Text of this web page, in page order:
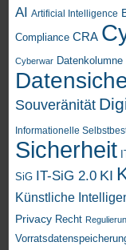
AI Artificial Intelligence
Compliance CRA
Cyberwar Datenkolumne
Souveränität
Informationelle
Sicherheit
SiG IT-SiG 2.0 KI
Künstliche
Privacy Recht